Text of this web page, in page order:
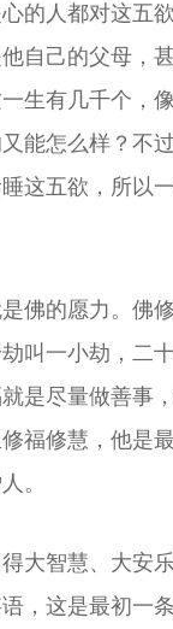
的人都对这五
自己的父母，
生有几千个，
能怎么样？不
这五欲，所以
佛的愿力。佛
叫一小劫，二
是尽量做善事
福修慧，他是
。
大智慧、大安
，这是最初一